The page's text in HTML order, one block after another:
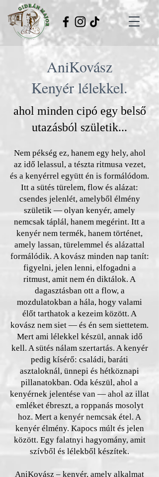
AniKovász
Kenyér lélekkel.
ahol minden cipó egy belső
utazásból születik...
Nem pékség ez, hanem egy hely, ahol
az idő lelassul, a tészta ritmusa vezet,
és a kenyérrel együtt én is formálódom.
Itt a sütés türelem, flow és alázat:
csendes jelenlét, amelyből élmény
születik — olyan kenyér, amely
nemcsak táplál, hanem megérint. Itt a
kenyér nem termék, hanem történet,
amely lassan, türelemmel és alázattal
formálódik. A kovász minden nap tanít:
figyelni, jelen lenni, elfogadni a
ritmust, amit nem én diktálok. A
dagasztásban ott a flow, a
mozdulatokban a hála, hogy valami
élőt tarthatok a kezeim között. A
kovász nem siet — és én sem siettetem.
Mert ami lélekkel készül, annak idő
kell. A sütés nálam szertartás. A kenyér
pedig kísérő: családi, baráti
asztaloknál, ünnepi és hétköznapi
pillanatokban. Oda készül, ahol a
kenyérnek jelentése van — ahol az illat
emléket ébreszt, a roppanás mosolyt
hoz. Mert a kenyér nemcsak étel. A
kenyér élmény. Kapocs múlt és jelen
között. Egy falatnyi hagyomány, amit
szívből és lélekből készítek.
AniKovász – kenyér, amely alkalmat